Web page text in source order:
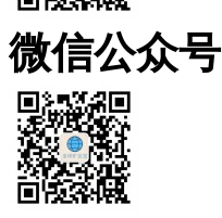
微信公众号